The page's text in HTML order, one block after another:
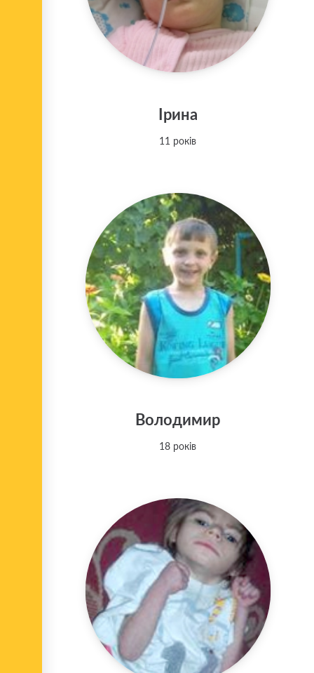
Ірина
11 років
Володимир
18 років